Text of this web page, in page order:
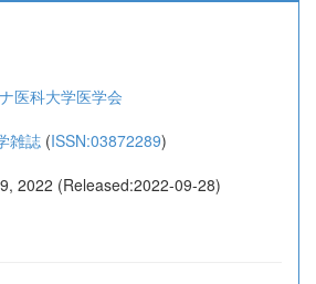
医科大学医学会
雑誌 (ISSN:03872289)
2022 (Released:2022-09-28)